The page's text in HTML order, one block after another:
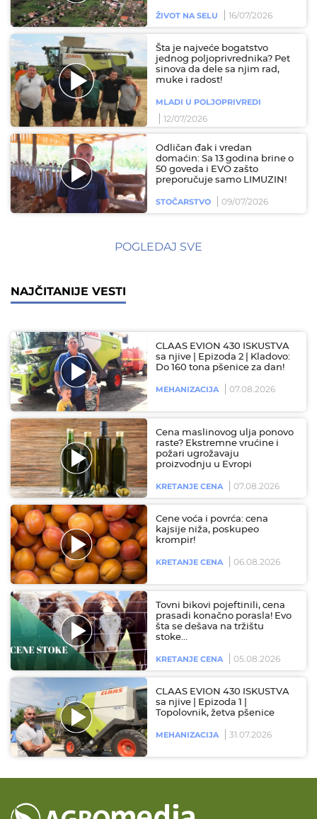
ŽIVOT NA SELU 16/07/2026
Šta je najveće bogatstvo
jednog poljoprivrednika? Pet
sinova da dele sa njim rad,
muke i radost!
MLADI U POLJOPRIVREDI
12/07/2026
Odličan đak i vredan
domaćin: Sa 13 godina brine o
50 goveda i EVO zašto
preporučuje samo LIMUZIN!
STOČARSTVO 09/07/2026
POGLEDAJ SVE
NAJČITANIJE VESTI
CLAAS EVION 430 ISKUSTVA
sa njive | Epizoda 2 | Kladovo:
Do 160 tona pšenice za dan!
MEHANIZACIJA 07.08.2026
Cena maslinovog ulja ponovo
raste? Ekstremne vrućine i
požari ugrožavaju
proizvodnju u Evropi
KRETANJE CENA 07.08.2026
Cene voća i povrća: cena
kajsije niža, poskupeo
krompir!
KRETANJE CENA 06.08.2026
Tovni bikovi pojeftinili, cena
prasadi konačno porasla! Evo
šta se dešava na tržištu
stoke…
KRETANJE CENA 05.08.2026
CLAAS EVION 430 ISKUSTVA
sa njive | Epizoda 1 |
Topolovnik, žetva pšenice
MEHANIZACIJA 31.07.2026